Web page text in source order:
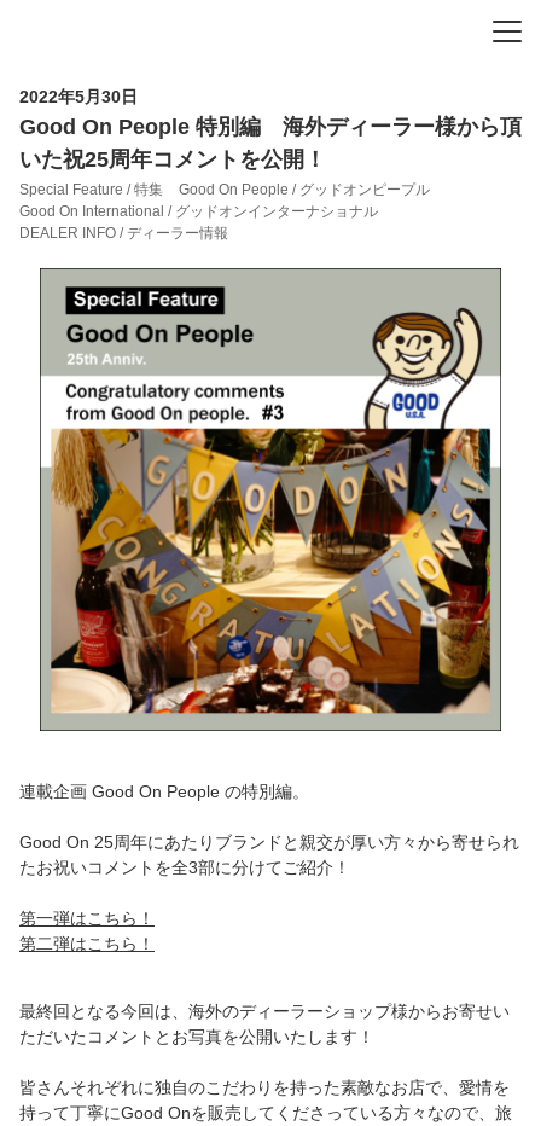
2022年5月30日
Good On People 特別編 海外ディーラー様から頂
いた祝25周年コメントを公開！
Special Feature / 特集
Good On People / グッドオンピープル
Good On International / グッドオンインターナショナル
DEALER INFO / ディーラー情報
連載企画 Good On People の特別編。
Good On 25周年にあたりブランドと親交が厚い方々から寄せられ
たお祝いコメントを全3部に分けてご紹介！
第一弾はこちら！
第二弾はこちら！
最終回となる今回は、海外のディーラーショップ様からお寄せい
ただいたコメントとお写真を公開いたします！
皆さんそれぞれに独自のこだわりを持った素敵なお店で、愛情を
持って丁寧にGood Onを販売してくださっている方々なので、旅